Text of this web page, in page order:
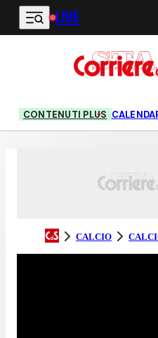
Vai al contenuto principale
LIVE
CONTENUTI PLUS
CALCIO